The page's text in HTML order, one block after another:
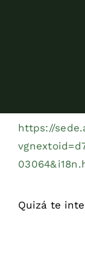
https://
Quizá te